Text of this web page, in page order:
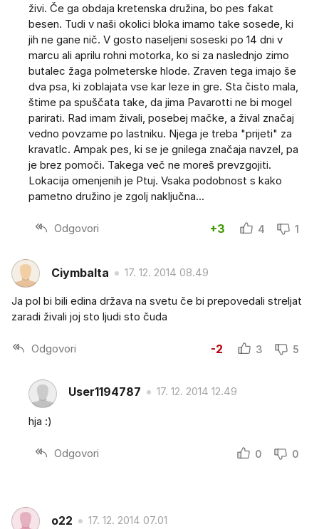
živi. Če ga obdaja kretenska družina, bo pes fakat
besen. Tudi v naši okolici bloka imamo take sosede, ki
jih ne gane nič. V gosto naseljeni soseski po 14 dni v
marcu ali aprilu rohni motorka, ko si za naslednjo zimo
butalec žaga polmeterske hlode. Zraven tega imajo še
dva psa, ki zoblajata vse kar leze in gre. Sta čisto mala,
štime pa spuščata take, da jima Pavarotti ne bi mogel
parirati. Rad imam živali, posebej mačke, a žival značaj
vedno povzame po lastniku. Njega je treba "prijeti" za
kravatlc. Ampak pes, ki se je gnilega značaja navzel, pa
je brez pomoči. Takega več ne moreš prevzgojiti.
Lokacija omenjenih je Ptuj. Vsaka podobnost s kako
pametno družino je zgolj naključna...
Odgovori +3 4 1
Ciymbalta 17. 12. 2014 08.49
Ja pol bi bili edina država na svetu če bi prepovedali streljat
zaradi živali joj sto ljudi sto čuda
Odgovori -2 3 5
User1194787 17. 12. 2014 12.49
hja :)
Odgovori 0 0
o22 17. 12. 2014 07.01